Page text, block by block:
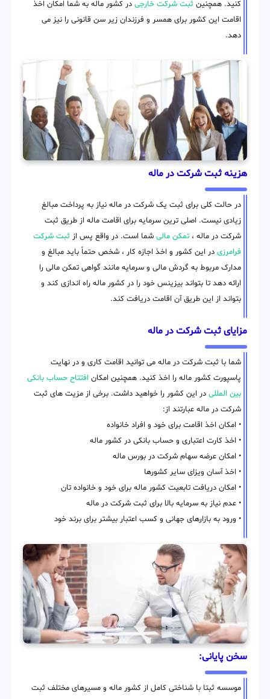
کنید. همچنین ثبت شرکت خارجی در کشور ماله به شما امکان اخذ
اقامت این کشور برای همسر و فرزندان زیر سن قانونی را نیز می
دهد.
هزینه ثبت شرکت در ماله
در حالت کلی برای ثبت یک شرکت در ماله نیاز به پرداخت مبالغ
زیادی نیست. اصلی ترین سرمایه برای اقامت ماله از طریق ثبت
شرکت در ماله ، تمکن مالی شما است. در واقع پس از ثبت شرکت
فرامرزی در این کشور و اخذ اجازه کار ، شخص حتماً باید مبالغ و
مدارک مربوط به گردش مالی و سرمایه مانند گواهی تمکن مالی را
ارائه دهد تا بتواند بیزینس خود را در کشور ماله راه اندازی کند و
بتواند از این طریق آن اقامت دریافت کند.
مزایای ثبت شرکت در ماله
شما با ثبت شرکت در ماله می توانید اقامت کاری و در نهایت
پاسپورت کشور ماله را اخذ کنید. همچنین امکان افتتاح حساب بانکی
بین المللی در این کشور را خواهید داشت. برخی از مزیت های ثبت
شرکت در ماله عبارتند از:
• امکان اخذ اقامت برای خود و افراد خانواده
• اخذ کارت اعتباری و حساب بانکی در کشور ماله
• امکان عرضه سهام شرکت در بورس ماله
• اخذ آسان ویزای سایر کشورها
• امکان دریافت تابعیت کشور ماله برای خود و خانواده تان
• عدم نیاز به سرمایه بالا برای ثبت شرکت در ماله
• ورود به بازارهای جهانی و کسب اعتبار بیشتر برای برند خود
سخن پایانی:
موسسه ثبتا با شناختی کامل از کشور ماله و مسیرهای مختلف ثبت